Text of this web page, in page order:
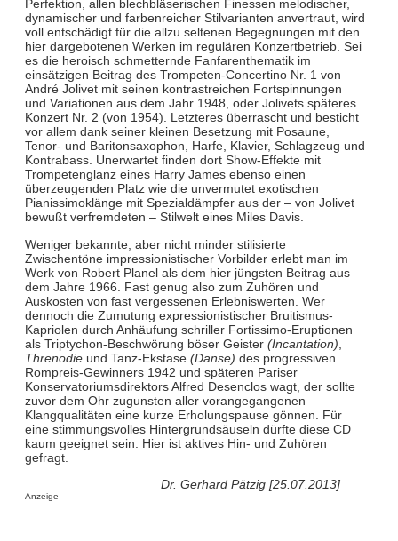
Perfektion, allen blechbläserischen Finessen melodischer,
dynamischer und farbenreicher Stilvarianten anvertraut, wird
voll entschädigt für die allzu seltenen Begegnungen mit den
hier dargebotenen Werken im regulären Konzertbetrieb. Sei
es die heroisch schmetternde Fanfarenthematik im
einsätzigen Beitrag des Trompeten-Concertino Nr. 1 von
André Jolivet mit seinen kontrastreichen Fortspinnungen
und Variationen aus dem Jahr 1948, oder Jolivets späteres
Konzert Nr. 2 (von 1954). Letzteres überrascht und besticht
vor allem dank seiner kleinen Besetzung mit Posaune,
Tenor- und Baritonsaxophon, Harfe, Klavier, Schlagzeug und
Kontrabass. Unerwartet finden dort Show-Effekte mit
Trompetenglanz eines Harry James ebenso einen
überzeugenden Platz wie die unvermutet exotischen
Pianissimoklänge mit Spezialdämpfer aus der – von Jolivet
bewußt verfremdeten – Stilwelt eines Miles Davis.
Weniger bekannte, aber nicht minder stilisierte
Zwischentöne impressionistischer Vorbilder erlebt man im
Werk von Robert Planel als dem hier jüngsten Beitrag aus
dem Jahre 1966. Fast genug also zum Zuhören und
Auskosten von fast vergessenen Erlebniswerten. Wer
dennoch die Zumutung expressionistischer Bruitismus-
Kapriolen durch Anhäufung schriller Fortissimo-Eruptionen
als Triptychon-Beschwörung böser Geister (Incantation)
Threnodieund Tanz-Ekstase (Danse) des progressiven
Rompreis-Gewinners 1942 und späteren Pariser
Konservatoriumsdirektors Alfred Desenclos wagt, der sollte
zuvor dem Ohr zugunsten aller vorangegangenen
Klangqualitäten eine kurze Erholungspause gönnen. Für
eine stimmungsvolles Hintergrundsäuseln dürfte diese CD
kaum geeignet sein. Hier ist aktives Hin- und Zuhören
gefragt.
Dr. Gerhard Pätzig [25.07.2013]
Anzeige